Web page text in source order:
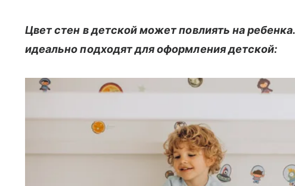
Цвет стен в детской может повлиять на
идеально подходят для оформления детской: